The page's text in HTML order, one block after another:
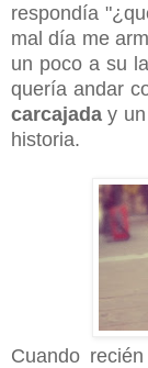
respondía
mal día me
un poco a su
quería andar
carcajada y
historia.
Cuando